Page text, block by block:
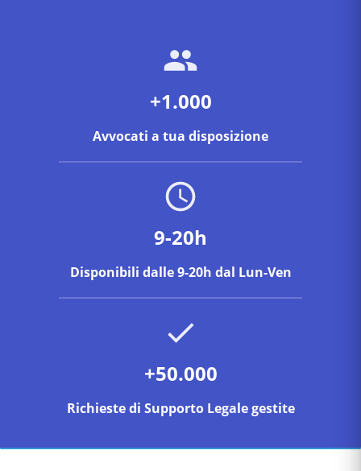
+1.000
Avvocati a tua disposizione
9-20h
Disponibili dalle 9-20h dal Lun-Ven
+50.000
Richieste di Supporto Legale gestite